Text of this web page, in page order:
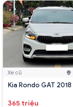
Xe cũ
Kia Rondo GAT 2018
365 triệu